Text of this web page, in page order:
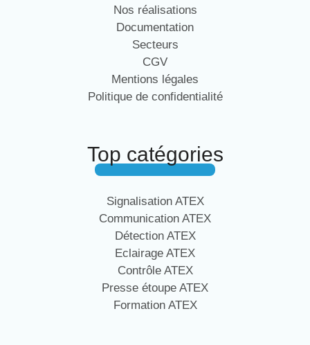
Nos réalisations
Documentation
Secteurs
CGV
Mentions légales
Politique de confidentialité
Top catégories
Signalisation ATEX
Communication ATEX
Détection ATEX
Eclairage ATEX
Contrôle ATEX
Presse étoupe ATEX
Formation ATEX